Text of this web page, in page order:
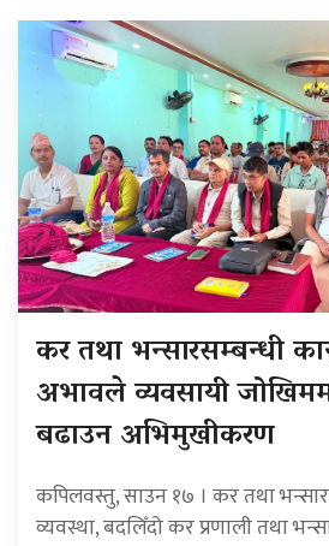
कर तथा भन्सारसम्बन्धी
अभावले व्यवसायी
बढाउन अभिमुखीकरण
कपिलवस्तु, साउन १७ । कर तथा
व्यवस्था, बदलिँदो कर प्रणाली तथा